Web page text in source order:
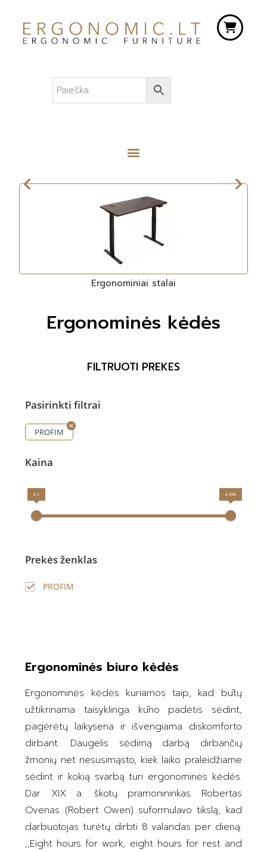
Ergonominiai stalai
Ergonominės kėdės
FILTRUOTI PREKES
Pasirinkti filtrai
PROFIM
Kaina
€ 1 € 999
Prekės ženklas
PROFIM
Ergonominės biuro kėdės
Ergonominės kėdės kuriamos taip, kad būtų
užtikrinama taisyklinga kūno padėtis sėdint,
pagėrėtų laikysena ir išvengiama diskomforto
dirbant. Daugelis sėdimą darbą dirbančių
žmonių net nesusimąsto, kiek laiko praleidžiame
sėdint ir kokią svarbą turi ergonominės kėdės.
Dar XIX a. škotų pramonininkas Robertas
Ovenas (Robert Owen) suformulavo tikslą, kad
darbuotojas turėtų dirbti 8 valandas per dieną:
,,Eight hours for work, eight hours for rest and